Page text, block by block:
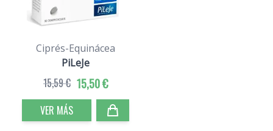
Ciprés-Equinácea
PiLeJe
15,50 €
15,59 €
VER MÁS